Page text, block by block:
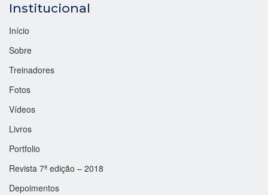
Institucional
Início
Sobre
Treinadores
Fotos
Vídeos
Livros
Portfolio
Revista 7ª edição – 2018
Depoimentos